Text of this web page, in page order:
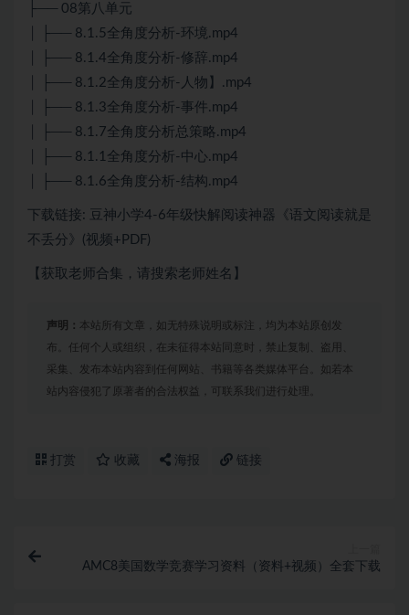
├── 08第八单元
│ ├── 8.1.5全角度分析-环境.mp4
│ ├── 8.1.4全角度分析-修辞.mp4
│ ├── 8.1.2全角度分析-人物】.mp4
│ ├── 8.1.3全角度分析-事件.mp4
│ ├── 8.1.7全角度分析总策略.mp4
│ ├── 8.1.1全角度分析-中心.mp4
│ ├── 8.1.6全角度分析-结构.mp4
下载链接: 豆神小学4-6年级快解阅读神器《语文阅读就是
不丢分》(视频+PDF)
【获取老师合集，请搜索老师姓名】
声明： 本站所有文章，如无特殊说明或标注，均为本站原创发
布。任何个人或组织，在未征得本站同意时，禁止复制、盗用、
采集、发布本站内容到任何网站、书籍等各类媒体平台。如若本
站内容侵犯了原著者的合法权益，可联系我们进行处理。
打赏 收藏 海报 链接
AMC8美国数学竞赛学习资料（资料+视频）全套下载